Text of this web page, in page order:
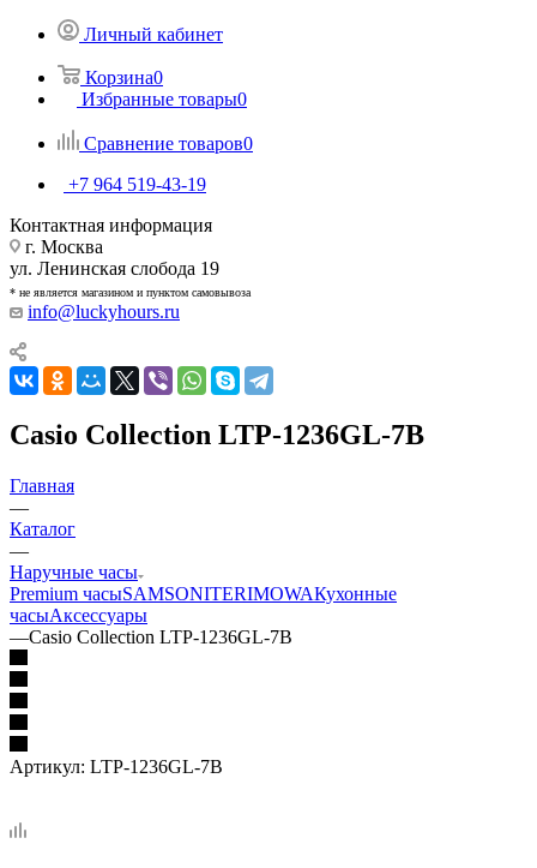
Личный кабинет
Корзина0
Избранные товары0
Сравнение товаров0
+7 964 519-43-19
Контактная информация
г. Москва
ул. Ленинская слобода 19
* не является магазином и пунктом самовывоза
info@luckyhours.ru
Casio Collection LTP-1236GL-7B
Главная
—
Каталог
—
Наручные часы
Premium часыSAMSONITERIMOWAКухонные
часыАксессуары
—Casio Collection LTP-1236GL-7B
Артикул: LTP-1236GL-7B